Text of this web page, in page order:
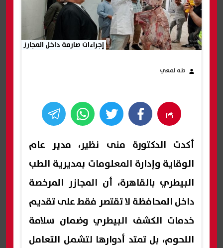
إجراءات صارمة داخل المجارز
طه لمعي
أكدت الدكتورة منى نظير، مدير عام
الوقاية وإدارة المعلومات بمديرية الطب
البيطري بالقاهرة، أن المجازر المرخصة
داخل المحافظة لا تقتصر فقط على تقديم
خدمات الكشف البيطري وضمان سلامة
اللحوم، بل تمتد أدوارها لتشمل التعامل